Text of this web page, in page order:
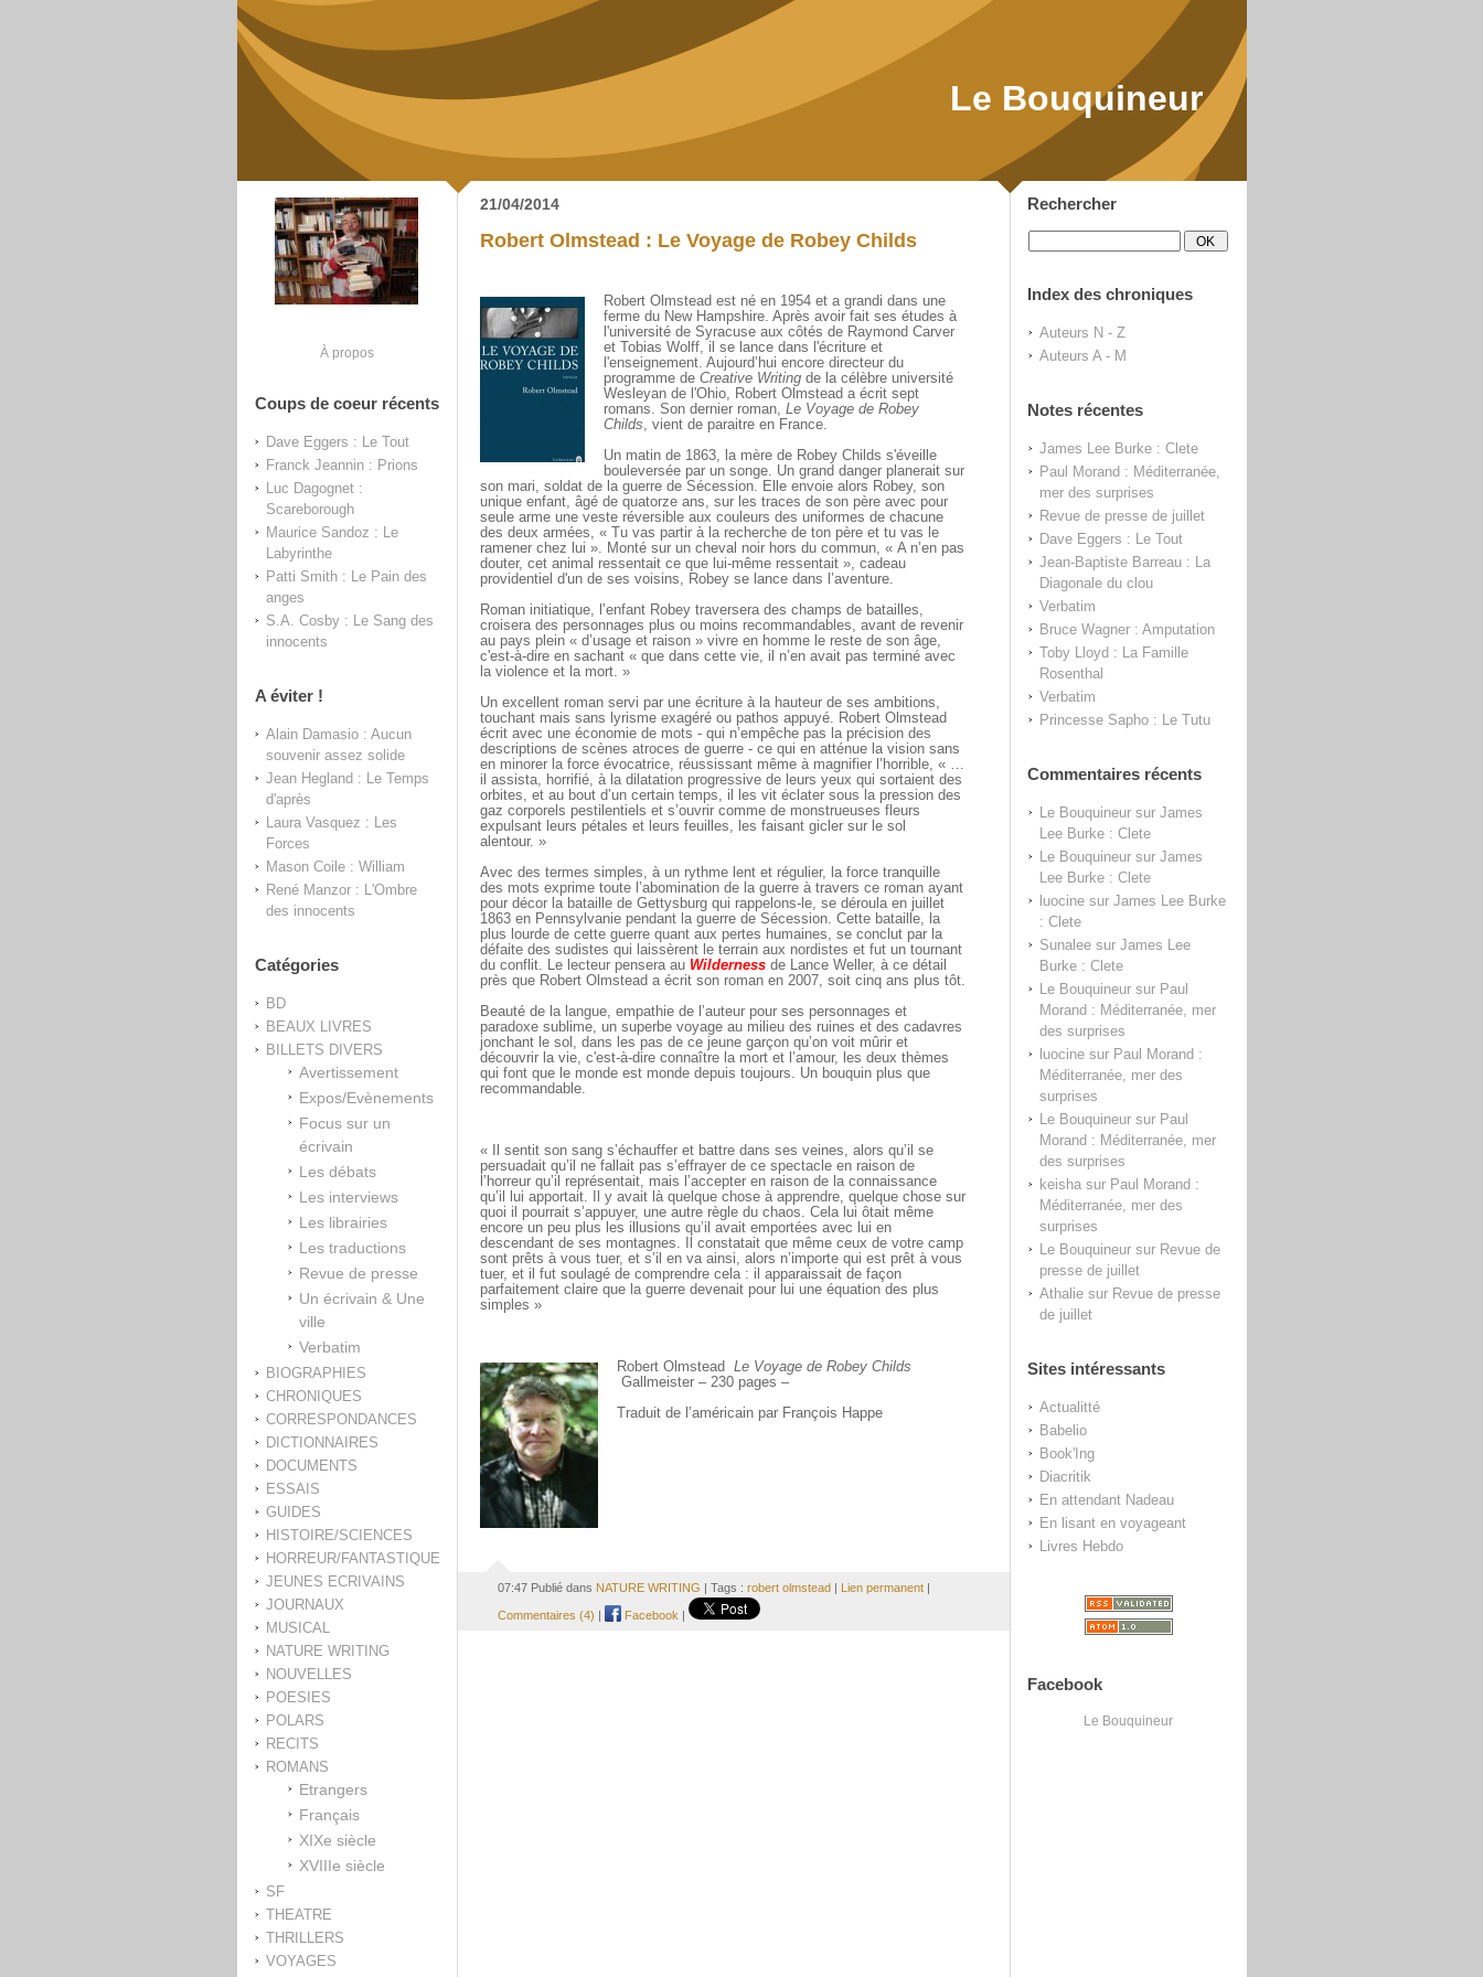
Le Bouquineur
À propos
Coups de coeur récents
Dave Eggers : Le Tout
Franck Jeannin : Prions
Luc Dagognet :
Scareborough
Maurice Sandoz : Le
Labyrinthe
Patti Smith : Le Pain des
anges
S.A. Cosby : Le Sang des
innocents
A éviter !
Alain Damasio : Aucun
souvenir assez solide
Jean Hegland : Le Temps
d'après
Laura Vasquez : Les
Forces
Mason Coile : William
René Manzor : L'Ombre
des innocents
Catégories
BD
BEAUX LIVRES
BILLETS DIVERS
Avertissement
Expos/Evènements
Focus sur un
écrivain
Les débats
Les interviews
Les librairies
Les traductions
Revue de presse
Un écrivain & Une
ville
Verbatim
BIOGRAPHIES
CHRONIQUES
CORRESPONDANCES
DICTIONNAIRES
DOCUMENTS
ESSAIS
GUIDES
HISTOIRE/SCIENCES
HORREUR/FANTASTIQUE
JEUNES ECRIVAINS
JOURNAUX
MUSICAL
NATURE WRITING
NOUVELLES
POESIES
POLARS
RECITS
ROMANS
Etrangers
Français
XIXe siècle
XVIIIe siècle
SF
THEATRE
THRILLERS
VOYAGES
Rechercher
Index des chroniques
Auteurs N - Z
Auteurs A - M
Notes récentes
James Lee Burke : Clete
Paul Morand : Méditerranée,
mer des surprises
Revue de presse de juillet
Dave Eggers : Le Tout
Jean-Baptiste Barreau : La
Diagonale du clou
Verbatim
Bruce Wagner : Amputation
Toby Lloyd : La Famille
Rosenthal
Verbatim
Princesse Sapho : Le Tutu
Commentaires récents
Le Bouquineursur James
Lee Burke : Clete
Le Bouquineursur James
Lee Burke : Clete
luocinesur James Lee Burke
: Clete
Sunaleesur James Lee
Burke : Clete
Le Bouquineursur Paul
Morand : Méditerranée, mer
des surprises
luocinesur Paul Morand :
Méditerranée, mer des
surprises
Le Bouquineursur Paul
Morand : Méditerranée, mer
des surprises
keishasur Paul Morand :
Méditerranée, mer des
surprises
Le Bouquineursur Revue de
presse de juillet
Athaliesur Revue de presse
de juillet
Sites intéressants
Actualitté
Babelio
Book'Ing
Diacritik
En attendant Nadeau
En lisant en voyageant
Livres Hebdo
Facebook
Le Bouquineur
21/04/2014
Robert Olmstead : Le Voyage de Robey Childs
Robert Olmstead est né en 1954 et a grandi dans une
ferme du New Hampshire. Après avoir fait ses études à
l'université de Syracuse aux côtés de Raymond Carver
et Tobias Wolff, il se lance dans l'écriture et
l'enseignement. Aujourd’hui encore directeur du
programme deCreative Writingde la célèbre université
Wesleyan de l'Ohio, Robert Olmstead a écrit sept
romans. Son dernier roman,Le Voyage de Robey
Childs, vient de paraitre en France.
Un matin de 1863, la mère de Robey Childs s'éveille
bouleversée par un songe. Un grand danger planerait sur
son mari, soldat de la guerre de Sécession. Elle envoie alors Robey, son
unique enfant, âgé de quatorze ans, sur les traces de son père avec pour
seule arme une veste réversible aux couleurs des uniformes de chacune
des deux armées, « Tu vas partir à la recherche de ton père et tu vas le
ramener chez lui ». Monté sur un cheval noir hors du commun, « A n’en pas
douter, cet animal ressentait ce que lui-même ressentait », cadeau
providentiel d'un de ses voisins, Robey se lance dans l’aventure.
Roman initiatique, l’enfant Robey traversera des champs de batailles,
croisera des personnages plus ou moins recommandables, avant de revenir
au pays plein « d’usage et raison » vivre en homme le reste de son âge,
c'est-à-dire en sachant « que dans cette vie, il n’en avait pas terminé avec
la violence et la mort. »
Un excellent roman servi par une écriture à la hauteur de ses ambitions,
touchant mais sans lyrisme exagéré ou pathos appuyé. Robert Olmstead
écrit avec une économie de mots - qui n’empêche pas la précision des
descriptions de scènes atroces de guerre - ce qui en atténue la vision sans
en minorer la force évocatrice, réussissant même à magnifier l’horrible, « …
il assista, horrifié, à la dilatation progressive de leurs yeux qui sortaient des
orbites, et au bout d’un certain temps, il les vit éclater sous la pression des
gaz corporels pestilentiels et s’ouvrir comme de monstrueuses fleurs
expulsant leurs pétales et leurs feuilles, les faisant gicler sur le sol
alentour. »
Avec des termes simples, à un rythme lent et régulier, la force tranquille
des mots exprime toute l’abomination de la guerre à travers ce roman ayant
pour décor la bataille de Gettysburg qui rappelons-le, se déroula en juillet
1863 en Pennsylvanie pendant la guerre de Sécession. Cette bataille, la
plus lourde de cette guerre quant aux pertes humaines, se conclut par la
défaite des sudistes qui laissèrent le terrain aux nordistes et fut un tournant
du conflit. Le lecteur pensera au Wildernessde Lance Weller, à ce détail
près que Robert Olmstead a écrit son roman en 2007, soit cinq ans plus tôt.
Beauté de la langue, empathie de l’auteur pour ses personnages et
paradoxe sublime, un superbe voyage au milieu des ruines et des cadavres
jonchant le sol, dans les pas de ce jeune garçon qu’on voit mûrir et
découvrir la vie, c'est-à-dire connaître la mort et l’amour, les deux thèmes
qui font que le monde est monde depuis toujours. Un bouquin plus que
recommandable.
« Il sentit son sang s’échauffer et battre dans ses veines, alors qu’il se
persuadait qu’il ne fallait pas s’effrayer de ce spectacle en raison de
l’horreur qu’il représentait, mais l’accepter en raison de la connaissance
qu’il lui apportait. Il y avait là quelque chose à apprendre, quelque chose sur
quoi il pourrait s’appuyer, une autre règle du chaos. Cela lui ôtait même
encore un peu plus les illusions qu’il avait emportées avec lui en
descendant de ses montagnes. Il constatait que même ceux de votre camp
sont prêts à vous tuer, et s’il en va ainsi, alors n’importe qui est prêt à vous
tuer, et il fut soulagé de comprendre cela : il apparaissait de façon
parfaitement claire que la guerre devenait pour lui une équation des plus
simples »
Robert OlmsteadLe Voyage de Robey Childs
Gallmeister – 230 pages –
Traduit de l’américain par François Happe
07:47 Publié dans NATURE WRITING | Tags : robert olmstead Lien permanent|
Commentaires (4) Facebook